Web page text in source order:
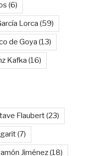
(6)
Lorca (59)
de Goya (13)
Kafka (16)
Flaubert(23)
(7)
Jiménez(18)